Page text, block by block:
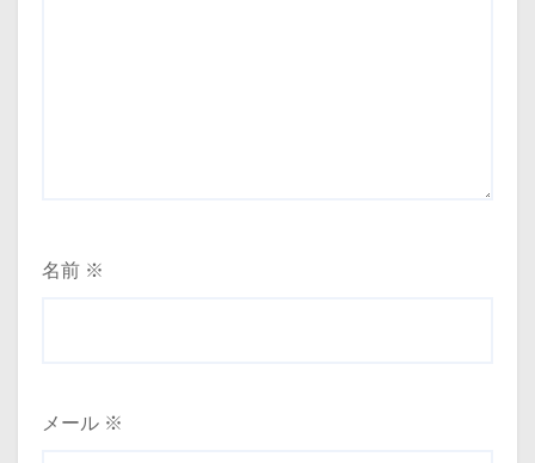
名前 ※
メール ※